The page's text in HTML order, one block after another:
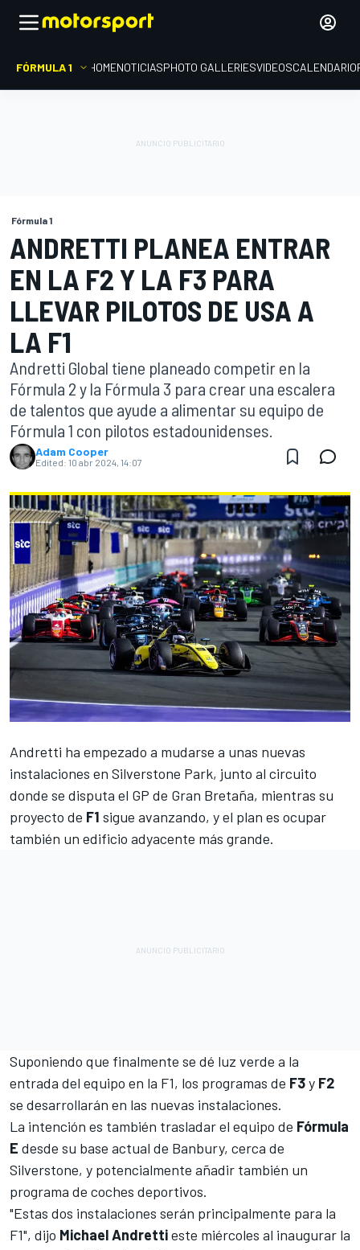
FÓRMULA 1 HOMENOTICIASPHOTO GALLERIESVIDEOSCALENDARIO
Fórmula 1
ANDRETTI PLANEA ENTRAR
EN LA F2 Y LA F3 PARA
LLEVAR PILOTOS DE USA A
LA F1
Andretti Global tiene planeado competir en la
Fórmula 2 y la Fórmula 3 para crear una escalera
de talentos que ayude a alimentar su equipo de
Fórmula 1 con pilotos estadounidenses.
Adam Cooper
Edited: 10 abr 2024, 14:07
Andretti ha empezado a mudarse a unas nuevas
instalaciones en Silverstone Park, junto al circuito
donde se disputa el GP de Gran Bretaña, mientras su
proyecto de F1 sigue avanzando, y el plan es ocupar
también un edificio adyacente más grande.
Suponiendo que finalmente se dé luz verde a la
entrada del equipo en la F1, los programas de F3y F2
se desarrollarán en las nuevas instalaciones.
La intención es también trasladar el equipo de Fórmula
E desde su base actual de Banbury, cerca de
Silverstone, y potencialmente añadir también un
programa de coches deportivos.
"Estas dos instalaciones serán principalmente para la
F1", dijo Michael Andrettieste miércoles al inaugurar la